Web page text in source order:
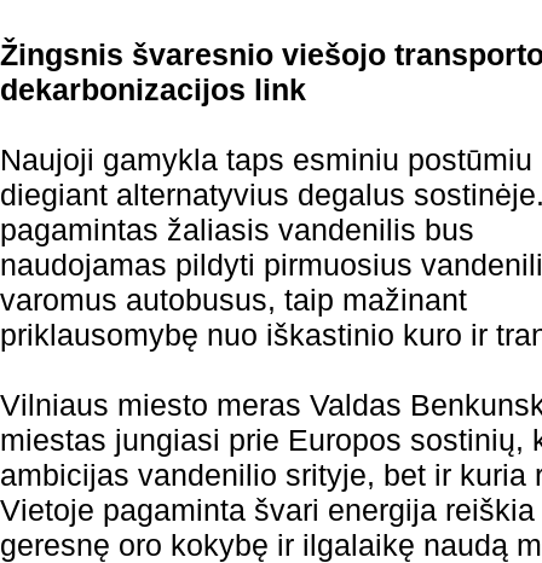
Žingsnis švaresnio viešojo
dekarbonizacijos link
Naujoji gamykla taps esminiu postūmiu
diegiant alternatyvius degalus
pagamintas žaliasis vandenilis bus
naudojamas pildyti pirmuosius
varomus autobusus, taip mažinant
priklausomybę nuo iškastinio kuro ir
Vilniaus miesto meras Valdas
miestas jungiasi prie Europos sostinių,
ambicijas vandenilio srityje, bet ir kuria
Vietoje pagaminta švari energija
geresnę oro kokybę ir ilgalaikę naudą